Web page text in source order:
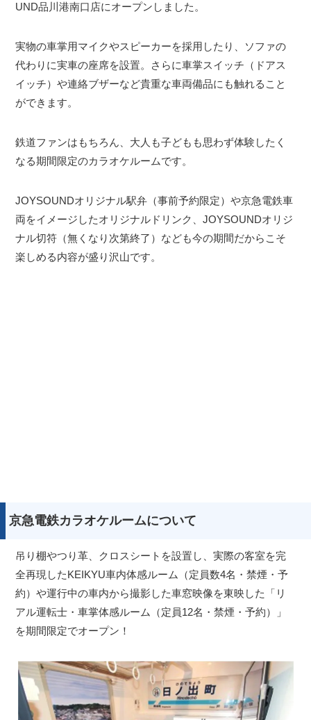
UND品川港南口店にオープンしました。
実物の車掌用マイクやスピーカーを採用したり、ソファの
代わりに実車の座席を設置。さらに車掌スイッチ（ドアス
イッチ）や連絡ブザーなど貴重な車両備品にも触れること
ができます。
鉄道ファンはもちろん、大人も子どもも思わず体験したく
なる期間限定のカラオケルームです。
JOYSOUNDオリジナル駅弁（事前予約限定）や京急電鉄車
両をイメージしたオリジナルドリンク、JOYSOUNDオリジ
ナル切符（無くなり次第終了）なども今の期間だからこそ
楽しめる内容が盛り沢山です。
京急電鉄カラオケルームについて
吊り棚やつり革、クロスシートを設置し、実際の客室を完
全再現したKEIKYU車内体感ルーム（定員数4名・禁煙・予
約）や運行中の車内から撮影した車窓映像を東映した「リ
アル運転士・車掌体感ルーム（定員12名・禁煙・予約）」
を期間限定でオープン！